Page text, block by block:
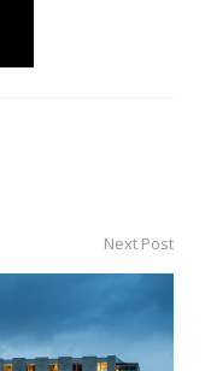
Next Post